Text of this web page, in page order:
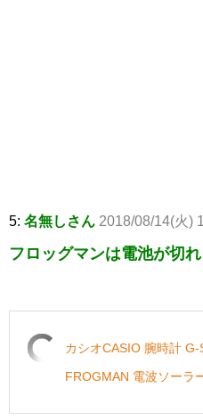
5: 名無しさん 2018/08/14(火)
フロッグマンは電池が切
カシオCASIO 腕時計
FROGMAN 電波ソーラ